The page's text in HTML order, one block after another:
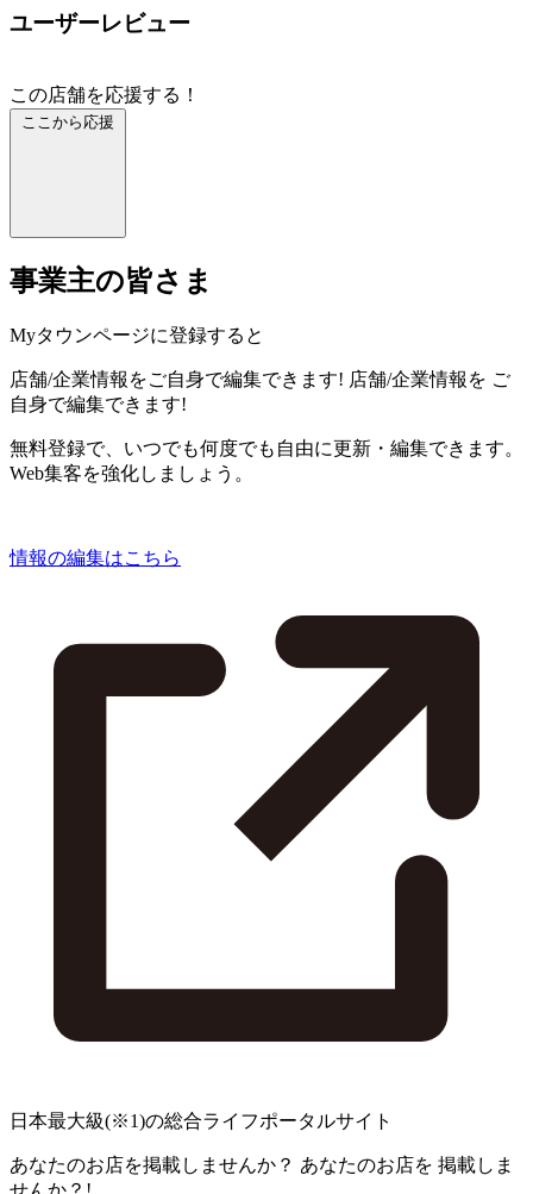
ユーザーレビュー
この店舗を応援する！
ここから応援
事業主の皆さま
Myタウンページに登録すると
店舗/企業情報をご自身で編集できます! 店舗/企業情報を ご
自身で編集できます!
無料登録で、いつでも何度でも自由に更新・編集できます。
Web集客を強化しましょう。
情報の編集はこちら
日本最大級(※1)の総合ライフポータルサイト
あなたのお店を掲載しませんか？ あなたのお店を 掲載しま
せんか？!